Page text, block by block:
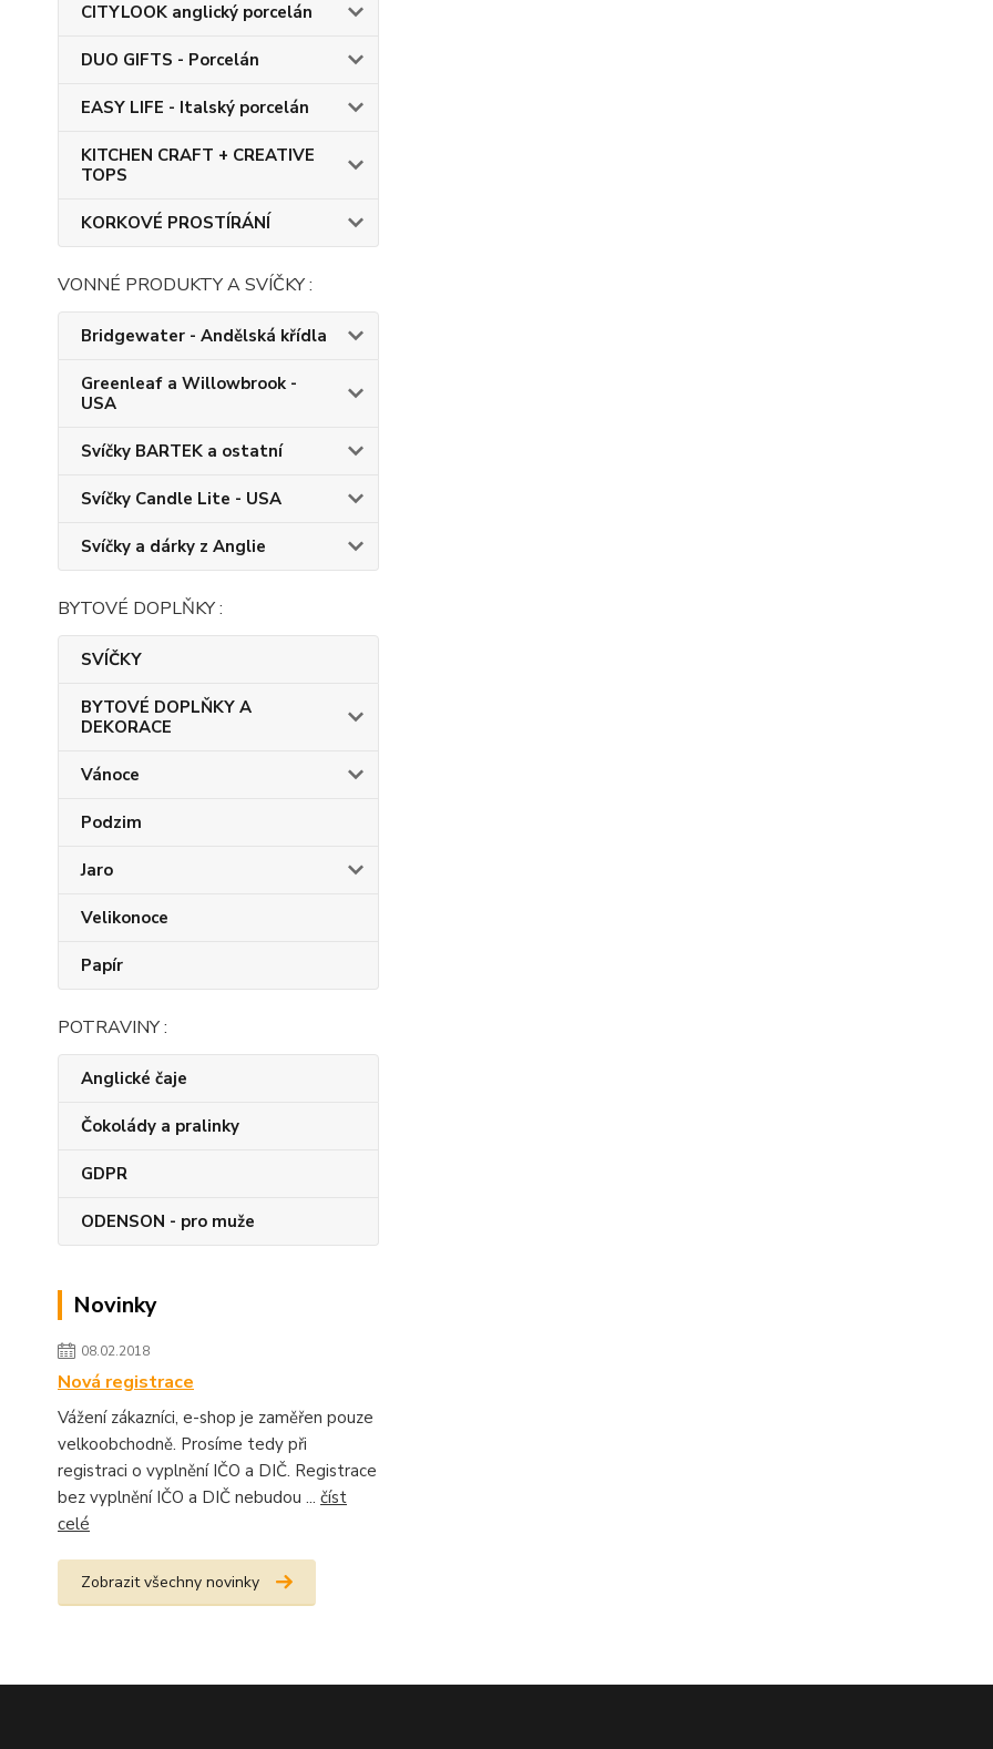
CITYLOOK anglický porcelán
DUO GIFTS - Porcelán
EASY LIFE - Italský porcelán
KITCHEN CRAFT + CREATIVE
TOPS
KORKOVÉ PROSTÍRÁNÍ
VONNÉ PRODUKTY A SVÍČKY :
Bridgewater - Andělská křídla
Greenleaf a Willowbrook -
USA
Svíčky BARTEK a ostatní
Svíčky Candle Lite - USA
Svíčky a dárky z Anglie
BYTOVÉ DOPLŇKY :
SVÍČKY
BYTOVÉ DOPLŇKY A
DEKORACE
Vánoce
Podzim
Jaro
Velikonoce
Papír
POTRAVINY :
Anglické čaje
Čokolády a pralinky
GDPR
ODENSON - pro muže
Novinky
08.02.2018
Nová registrace
Vážení zákazníci, e-shop je zaměřen pouze
velkoobchodně. Prosíme tedy při
registraci o vyplnění IČO a DIČ. Registrace
bez vyplnění IČO a DIČ nebudou ... číst
celé
Zobrazit všechny novinky